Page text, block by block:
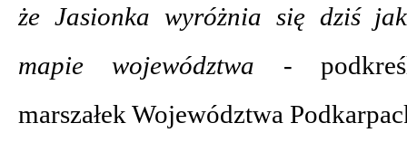
że Jasionka wyróżnia się dziś
mapie województwa -
marszałek Województwa